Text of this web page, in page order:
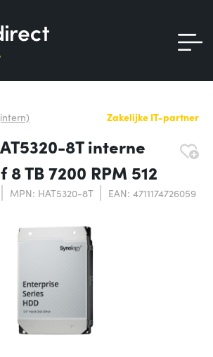
Zakelijke IT-partner
8T interne
TB 7200 RPM 512
MPN: HAT5320-8T EAN: 4711174726059